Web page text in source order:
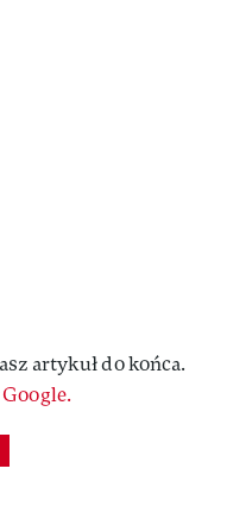
artykuł do końca.